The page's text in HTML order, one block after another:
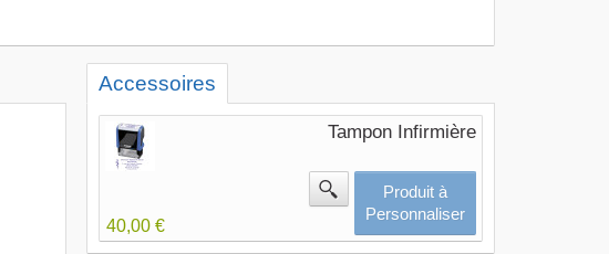
Accessoires
Tampon Infirmière
40,00 €
Produit à
Personnaliser